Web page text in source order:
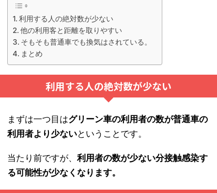
利用する人の絶対数が少ない
他の利用客と距離を取りやすい
そもそも普通車でも換気はされている。
まとめ
利用する人の絶対数が少ない
まずは一つ目はグリーン車の利用者の数が普通車の
利用者より少ないということです。
当たり前ですが、利用者の数が少ない分接触感染す
る可能性が少なくなります。